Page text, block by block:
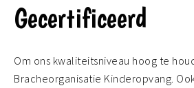
Gecertificeerd
Om ons kwaliteitsniveau hoog te
Bracheorganisatie Kinderopvang.